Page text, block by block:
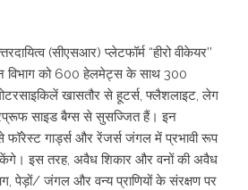
(सीएसआर) प्‍लेटफॉर्म “हीरो वीकेयर’’
विभाग को 600 हेलमेट्स के साथ 300
खासतौर से हूटर्स, फ्लैशलाइट, लेग
साइड बैग्‍स से सुसज्जित हैं। इन
फॉरेस्‍ट गार्ड्स और रेंजर्स जंगल में प्रभावी रूप
इस तरह, अवैध शिकार और वनों की अवैध
पेड़ों/ जंगल और वन्‍य प्राणियों के संरक्षण पर